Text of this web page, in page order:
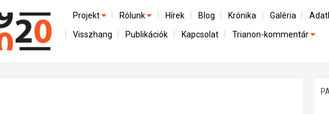
Projekt
Előzmények
Az összeomlás és a magyar társadalom
Rólunk
A kutatócsoport működéséről
Hírek Blog Krónika Galéria
Visszhang Publikációk Kapcsolat Trianon-kommentár